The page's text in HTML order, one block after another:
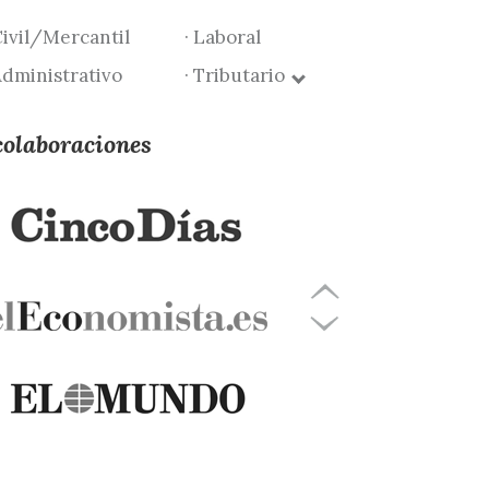
Mercantil
· Laboral
· Tributario